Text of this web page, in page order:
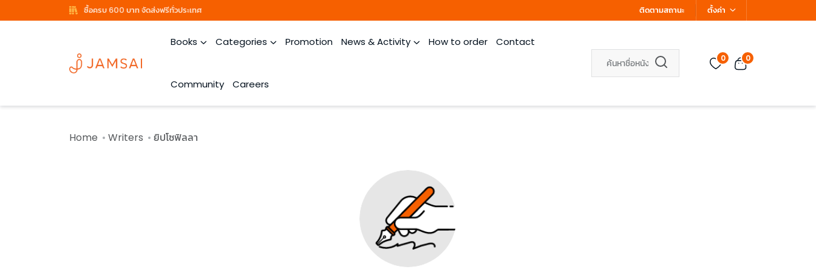
ซื้อครบ 600 บาท จัดส่งฟรีทั่วประเทศ ติดตามสถานะ ตั้งค่า
Books Categories Promotion News & Activity How to order Contact
Community Careers
0 0
Home Writers ยิปโซฟิลลา